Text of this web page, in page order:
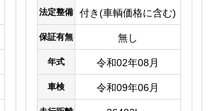
法定整備 付き(車輌価格に含む)
保証有無 無し
年式 令和02年08月
車検 令和09年06月